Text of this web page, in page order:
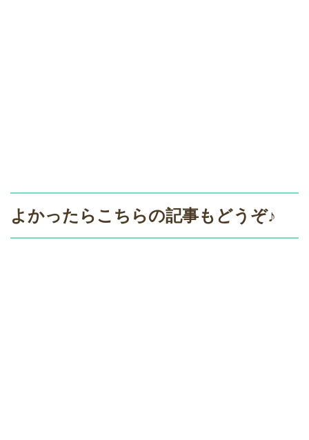
よかったらこちらの記事もどうぞ♪